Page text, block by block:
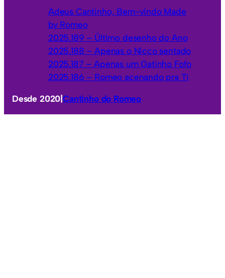
Adeus Cantinho, Bem-vindo Made
by Romeo
2025.189 – Último desenho do Ano
2025.188 – Apenas o Nicco sentado
2025.187 – Apenas um Gatinho Fofo
2025.186 – Romeo acenando pra Ti
Desde 2020 |Cantinho do Romeo